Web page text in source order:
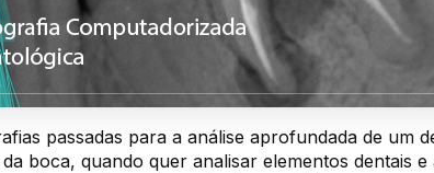
passadas para a análise aprofundada de um
boca, quando quer analisar elementos dentais e